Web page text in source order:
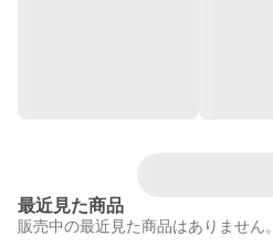
最近見た商品
販売中の最近見た商品はありません。